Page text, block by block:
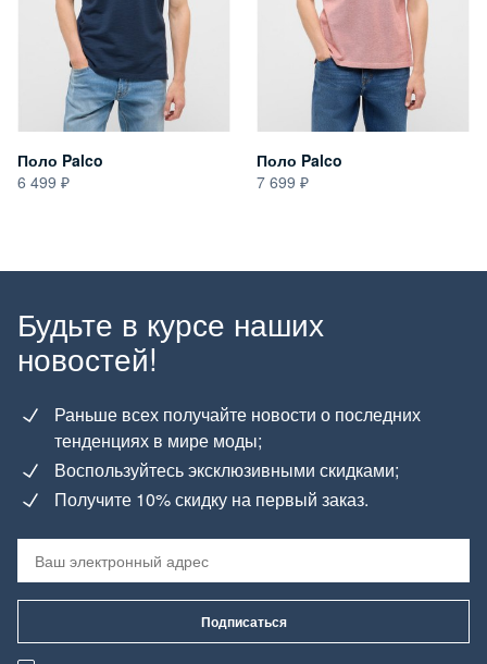
Поло Palco
6 499
Поло Palco
7 699
Будьте в курсе наших
новостей!
Раньше всех получайте новости о последних
тенденциях в мире моды;
Воспользуйтесь эксклюзивными скидками;
Получите 10% скидку на первый заказ.
Подписаться